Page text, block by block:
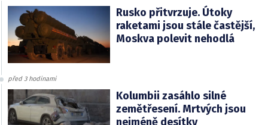
Rusko přitvrzuje. Útoky
raketami jsou stále častější,
Moskva polevit nehodlá
před 3 hodinami
Kolumbii zasáhlo silné
zemětřesení. Mrtvých jsou
nejméně desítky